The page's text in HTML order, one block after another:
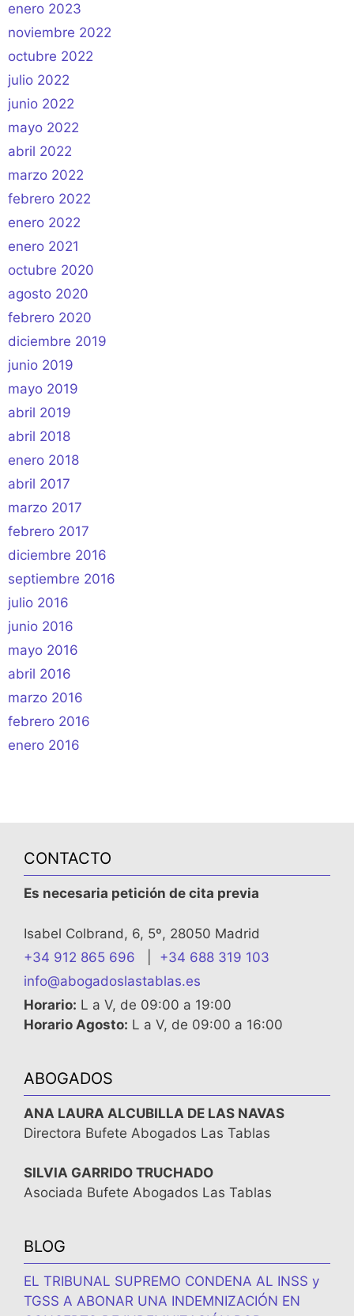
enero 2023
noviembre 2022
octubre 2022
julio 2022
junio 2022
mayo 2022
abril 2022
marzo 2022
febrero 2022
enero 2022
enero 2021
octubre 2020
agosto 2020
febrero 2020
diciembre 2019
junio 2019
mayo 2019
abril 2019
abril 2018
enero 2018
abril 2017
marzo 2017
febrero 2017
diciembre 2016
septiembre 2016
julio 2016
junio 2016
mayo 2016
abril 2016
marzo 2016
febrero 2016
enero 2016
CONTACTO
Es necesaria petición de cita previa
Isabel Colbrand, 6, 5º, 28050 Madrid
+34 912 865 696
+34 688 319 103
info@abogadoslastablas.es
Horario: L a V, de 09:00 a 19:00
Horario Agosto: L a V, de 09:00 a 16:00
ABOGADOS
ANA LAURA ALCUBILLA DE LAS NAVAS
Directora Bufete Abogados Las Tablas
SILVIA GARRIDO TRUCHADO
Asociada Bufete Abogados Las Tablas
BLOG
EL TRIBUNAL SUPREMO CONDENA AL INSS y
TGSS A ABONAR UNA INDEMNIZACIÓN EN